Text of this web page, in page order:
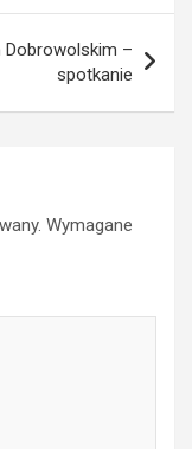
Dobrowolskim –
spotkanie
Wymagane